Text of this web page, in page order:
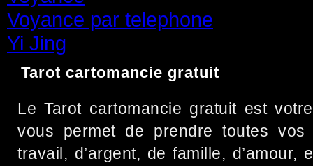
Voyance par telephone
Yi Jing
Tarot cartomancie gratuit
Le Tarot cartomancie gratuit est
vous permet de prendre toutes
travail, d’argent, de famille,